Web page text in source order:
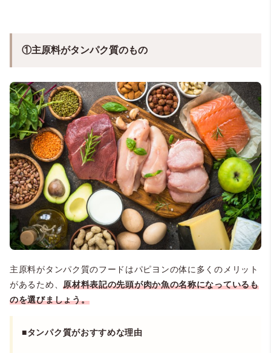
①主原料がタンパク質のもの
主原料がタンパク質のフードはパピヨンの体に多くのメリット
があるため、原材料表記の先頭が肉か魚の名称になっているも
のを選びましょう。
■タンパク質がおすすめな理由